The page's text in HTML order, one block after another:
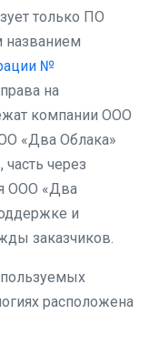
только ПО
названием
№
права на
компании ООО
«Два Облака»
через
ООО «Два
и
заказчиков.
расположена